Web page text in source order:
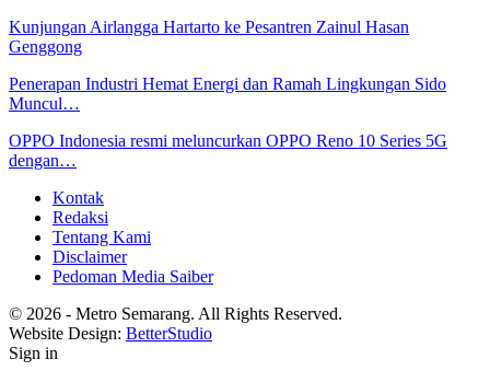
Kunjungan Airlangga Hartarto ke Pesantren Zainul Hasan
Genggong
Penerapan Industri Hemat Energi dan Ramah Lingkungan Sido
Muncul…
OPPO Indonesia resmi meluncurkan OPPO Reno 10 Series 5G
dengan…
Kontak
Redaksi
Tentang Kami
Disclaimer
Pedoman Media Saiber
© 2026 - Metro Semarang. All Rights Reserved.
Website Design: BetterStudio
Sign in